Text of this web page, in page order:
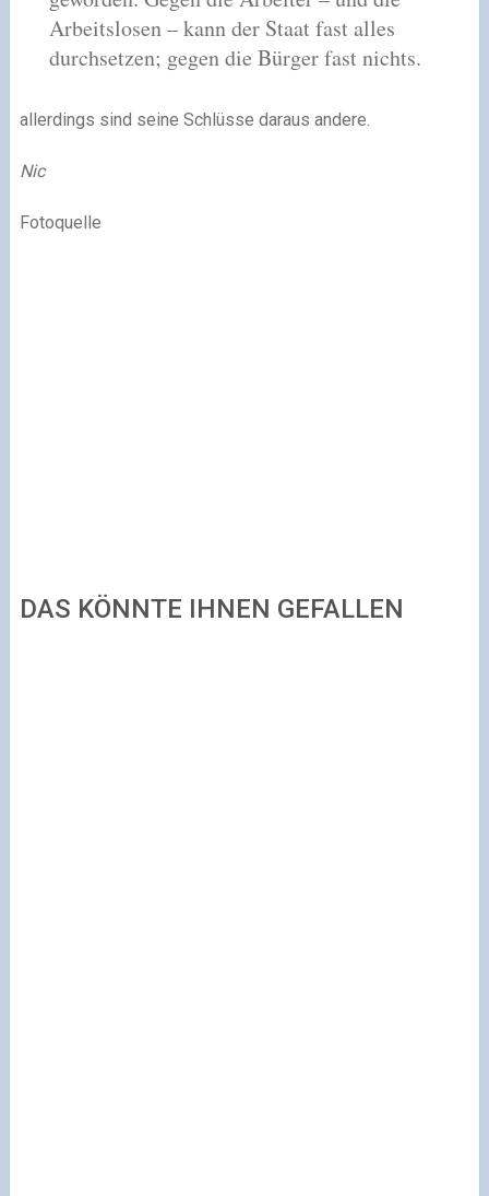
Arbeitslosen – kann der Staat fast alles
durchsetzen; gegen die Bürger fast nichts.
allerdings sind seine Schlüsse daraus andere.
Nic
Fotoquelle
DAS KÖNNTE IHNEN GEFALLEN